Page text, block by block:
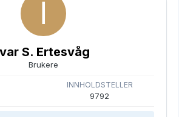
S. Ertesvåg
Brukere
INNHOLDSTELLER
9792